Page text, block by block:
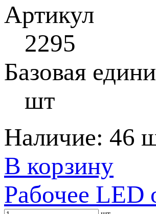
Артикул
2295
Базовая
шт
Наличие: 46
В корзину
Рабочее LED